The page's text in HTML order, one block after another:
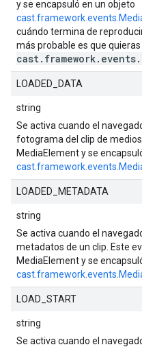
y se encapsuló en un objeto
cuándo termina de
más probable es que
LOADED_DATA
string
Se activa cuando el
fotograma del clip de
MediaElement y se
LOADED_METADATA
string
Se activa cuando el
metadatos de un clip. Este
MediaElement y se
LOAD_START
string
Se activa cuando el